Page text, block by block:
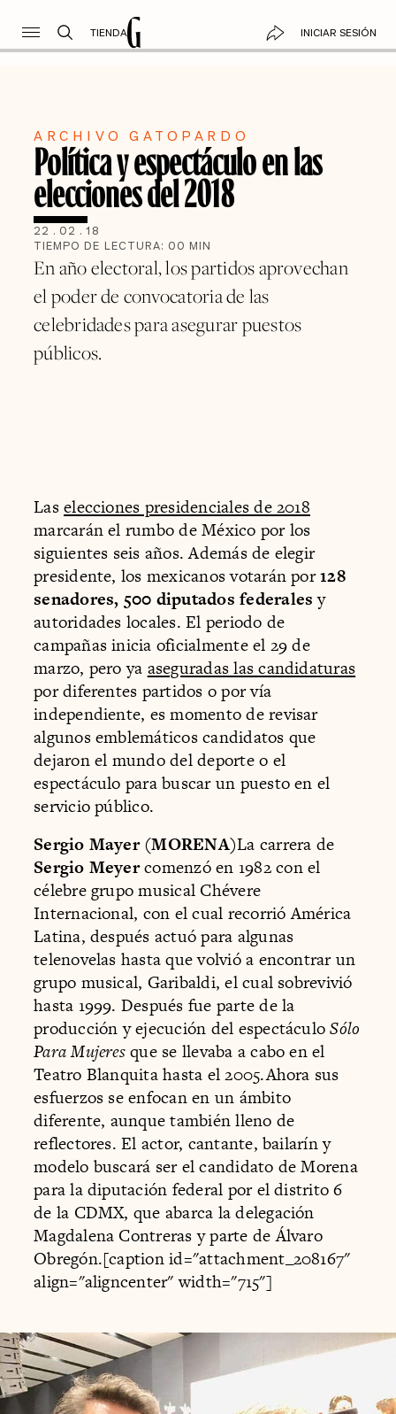
TIENDA INICIAR SESIÓN
ARCHIVO GATOPARDO
Política y espectáculo en las
elecciones del 2018
22 . 02 . 18
TIEMPO DE LECTURA: 00 MIN
En año electoral, los partidos aprovechan
el poder de convocatoria de las
celebridades para asegurar puestos
públicos.
Laselecciones presidenciales de 2018
marcarán el rumbo de México por los
siguientes seis años. Además de elegir
presidente, los mexicanos votarán por128
senadores, 500 diputados federalesy
autoridades locales. El periodo de
campañas inicia oficialmente el 29 de
marzo, pero ya aseguradas las candidaturas
por diferentes partidos o por vía
independiente, es momento de revisar
algunos emblemáticos candidatos que
dejaron el mundo del deporte o el
espectáculo para buscar un puesto en el
servicio público.
Sergio Mayer (MORENA)La carrera de
Sergio Meyercomenzó en 1982 con el
célebre grupo musical Chévere
Internacional, con el cual recorrió América
Latina, después actuó para algunas
telenovelas hasta que volvió a encontrar un
grupo musical, Garibaldi, el cual sobrevivió
hasta 1999. Después fue parte de la
producción y ejecución del espectáculoSólo
Para Mujeresque se llevaba a cabo en el
Teatro Blanquita hasta el 2005.Ahora sus
esfuerzos se enfocan en un ámbito
diferente, aunque también lleno de
reflectores. El actor, cantante, bailarín y
modelo buscará ser el candidato de Morena
para la diputación federal por el distrito 6
de la CDMX, que abarca la delegación
Magdalena Contreras y parte de Álvaro
Obregón.[caption id="attachment_208167"
align="aligncenter" width="715"]